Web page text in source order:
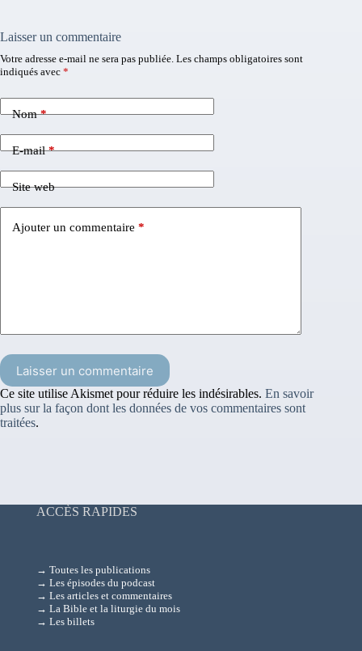
Laisser un commentaire
Votre adresse e-mail ne sera pas publiée. Les champs obligatoires sont
indiqués avec *
Nom*
E-mail*
Site web
Ajouter un commentaire *
Laisser un commentaire
Ce site utilise Akismet pour réduire les indésirables. En savoir
plus sur la façon dont les données de vos commentaires sont
traitées.
ACCÈS RAPIDES
→ Toutes les publications
→ Les épisodes du podcast
→ Les articles et commentaires
→ La Bible et la liturgie du mois
→ Les billets